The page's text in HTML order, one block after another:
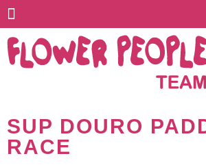
SUP DOURO
RACE